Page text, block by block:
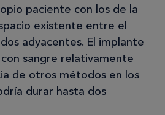
paciente con los de la
existente entre el
adyacentes. El implante
sangre relativamente
de otros métodos en los
durar hasta dos